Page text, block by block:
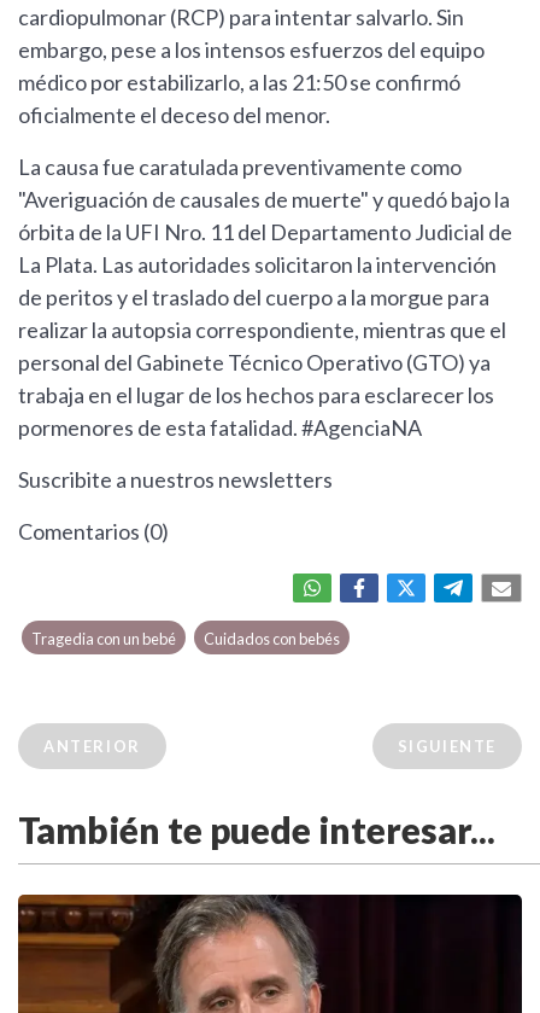
cardiopulmonar (RCP) para intentar salvarlo. Sin
embargo, pese a los intensos esfuerzos del equipo
médico por estabilizarlo, a las 21:50 se confirmó
oficialmente el deceso del menor.
La causa fue caratulada preventivamente como
"Averiguación de causales de muerte" y quedó bajo la
órbita de la UFI Nro. 11 del Departamento Judicial de
La Plata. Las autoridades solicitaron la intervención
de peritos y el traslado del cuerpo a la morgue para
realizar la autopsia correspondiente, mientras que el
personal del Gabinete Técnico Operativo (GTO) ya
trabaja en el lugar de los hechos para esclarecer los
pormenores de esta fatalidad. #AgenciaNA
Suscribite a nuestros newsletters
Comentarios (0)
Tragedia con un bebé Cuidados con bebés
ANTERIOR SIGUIENTE
También te puede interesar...